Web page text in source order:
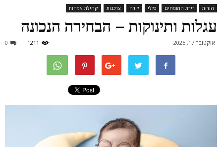
הורות זירת המומחים כללי לידה צרכנות קהילת אמהות
עגלות ותינוקות – הבחירה הנכונה
אוקטובר 17, 2025 0 1211